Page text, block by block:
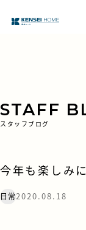
STAFF
スタッフブログ
今年も楽しみ
日常2020.08.18